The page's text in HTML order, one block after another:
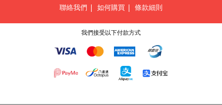
聯絡我們 | 如何購買 | 條款細則
我們接受以下付款方式